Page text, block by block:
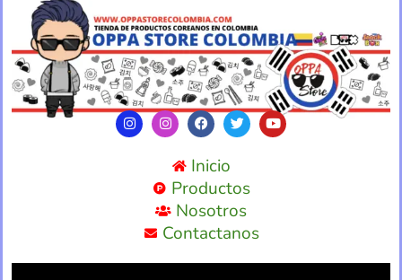
Inicio
Productos
Nosotros
Contactanos